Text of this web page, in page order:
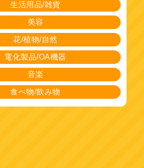
生活用品/雑貨
美容
花/植物/自然
電化製品/OA機器
音楽
食べ物/飲み物